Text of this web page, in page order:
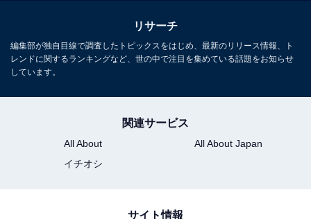
リサーチ
編集部が独自目線で調査したトピックスをはじめ、最新のリリース情報、ト
レンドに関するランキングなど、世の中で注目を集めている話題をお知らせ
しています。
関連サービス
All About
All About Japan
イチオシ
サイト情報